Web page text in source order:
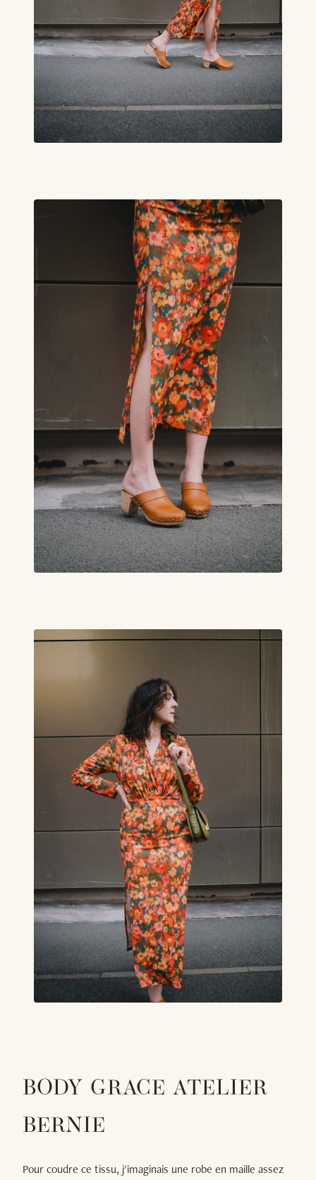
BODY GRACE ATELIER
BERNIE
Pour coudre ce tissu, j'imaginais une robe en maille assez